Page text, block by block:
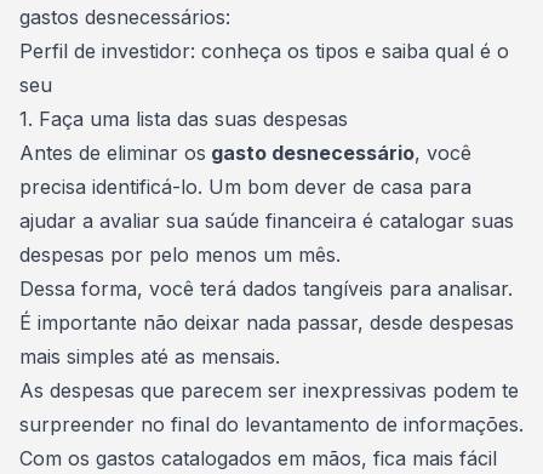
gastos desnecessários:
Perfil de investidor: conheça os tipos e saiba qual é o
seu
1. Faça uma lista das suas despesas
Antes de eliminar os gasto desnecessário, você
precisa identificá-lo. Um bom dever de casa para
ajudar a avaliar sua saúde financeira é catalogar suas
despesas por pelo menos um mês.
Dessa forma, você terá dados tangíveis para analisar.
É importante não deixar nada passar, desde despesas
mais simples até as mensais.
As despesas que parecem ser inexpressivas podem te
surpreender no final do levantamento de informações.
Com os gastos catalogados em mãos, fica mais fácil